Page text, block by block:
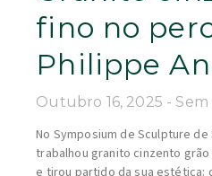
fino no
Philippe
Outubro 16, 2025
No Symposium de Sculpture
trabalhou granito cinzento grão